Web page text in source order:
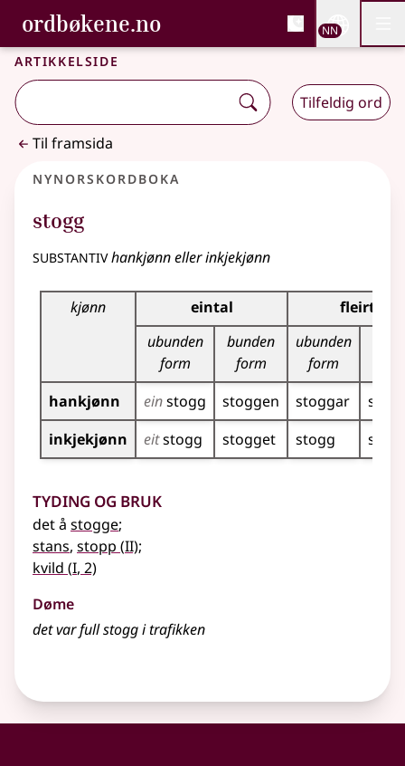
Gå til hovudinnhald
Tilgjenge
ordbøkene.no, Bokmålsordboka og
Bokmålsordboka og Nynorskordboka
NN
Artikkelside
Tilfeldig ord
Til framsida
Nynorskordboka
stogg
substantivhankjønn eller inkjekjønn
Bøyningstabell for dette substantivet
kjønn eintal
fleirtal
ubunden
form
bunden
form
ubunden
form
hankjønn
einstogg stoggen stoggar
inkjekjønn
eitstogg stogget stogg
Tyding og bruk
det å stogge;
stans, stopp (2
II);
kvild (1
I, 2)
Døme
det var full stogg i trafikken